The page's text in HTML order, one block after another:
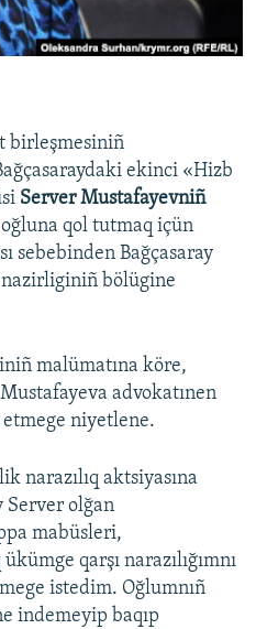
birleşmesiniñ
ekinci «Hizb
Server Mustafayevniñ
oğluna qol tutmaq içün
sebebinden Bağçasaray
nazirliginiñ bölügine
malümatına köre,
advokatınen
niyetlene.
narazılıq aktsiyasına
Server olğan
mabüsleri,
qarşı narazılığımnı
istedim. Oğlumnıñ
indemeyip baqıp